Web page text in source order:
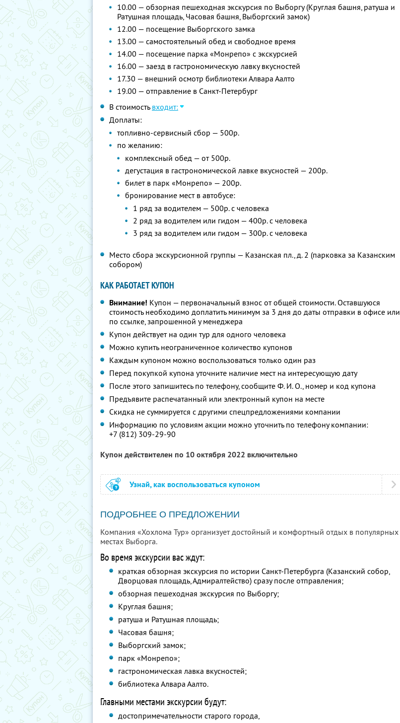
10.00 — обзорная пешеходная экскурсия по Выборгу (Круглая башня, ратуша и
Ратушная площадь, Часовая башня, Выборгский замок)
12.00 — посещение Выборгского замка
13.00 — самостоятельный обед и свободное время
14.00 — посещение парка «Монрепо» с экскурсией
16.00 — заезд в гастрономическую лавку вкусностей
17.30 — внешний осмотр библиотеки Алвара Аалто
19.00 — отправление в Санкт-Петербург
В стоимость входит:
Доплаты:
топливно-сервисный сбор — 500р.
по желанию:
комплексный обед — от 500р.
дегустация в гастрономической лавке вкусностей — 200р.
билет в парк «Монрепо» — 200р.
бронирование мест в автобусе:
1 ряд за водителем — 500р. с человека
2 ряд за водителем или гидом — 400р. с человека
3 ряд за водителем или гидом — 300р. с человека
Место сбора экскурсионной группы — Казанская пл., д. 2 (парковка за Казанским
собором)
КАК РАБОТАЕТ КУПОН
Внимание! Купон — первоначальный взнос от общей стоимости. Оставшуюся
стоимость необходимо доплатить минимум за 3 дня до даты отправки в офисе или
по ссылке, запрошенной у менеджера
Купон действует на один тур для одного человека
Можно купить неограниченное количество купонов
Каждым купоном можно воспользоваться только один раз
Перед покупкой купона уточните наличие мест на интересующую дату
После этого запишитесь по телефону, сообщите Ф. И. О., номер и код купона
Предъявите распечатанный или электронный купон на месте
Скидка не суммируется с другими спецпредложениями компании
Информацию по условиям акции можно уточнить по телефону компании:
+7 (812) 309-29-90
Купон действителен по 10 октября 2022 включительно
Узнай, как воспользоваться купоном
ПОДРОБНЕЕ О ПРЕДЛОЖЕНИИ
Компания «Хохлома Тур» организует достойный и комфортный отдых в популярных
местах Выборга.
Во время экскурсии вас ждут:
краткая обзорная экскурсия по истории Санкт-Петербурга (Казанский собор,
Дворцовая площадь, Адмиралтейство) сразу после отправления;
обзорная пешеходная экскурсия по Выборгу;
Круглая башня;
ратуша и Ратушная площадь;
Часовая башня;
Выборгский замок;
парк «Монрепо»;
гастрономическая лавка вкусностей;
библиотека Алвара Аалто.
Главными местами экскурсии будут:
достопримечательности старого города,